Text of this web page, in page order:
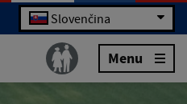
Slovenčina
Menu